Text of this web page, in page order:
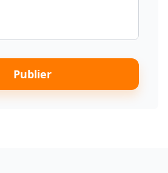
Publier